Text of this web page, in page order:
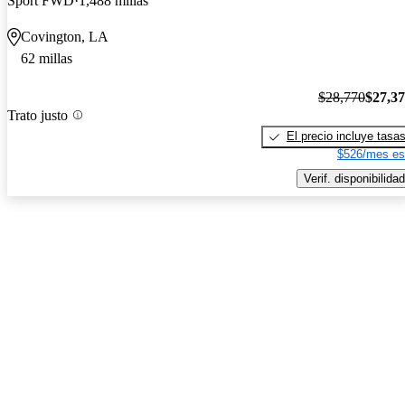
Covington, LA
62 millas
Trato justo
$28,770
El precio incluye tasas
$526/mes
Verif. disponibilidad